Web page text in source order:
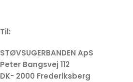
Til:
STØVSUGERBANDEN ApS
Peter Bangsvej 112
DK- 2000 Frederiksberg